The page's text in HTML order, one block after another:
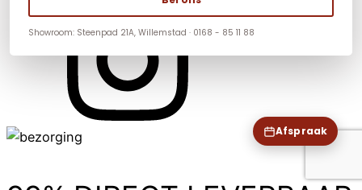
Afspraak
Showroom: Steenpad 21A, Willemstad · 0168 - 85 11 88